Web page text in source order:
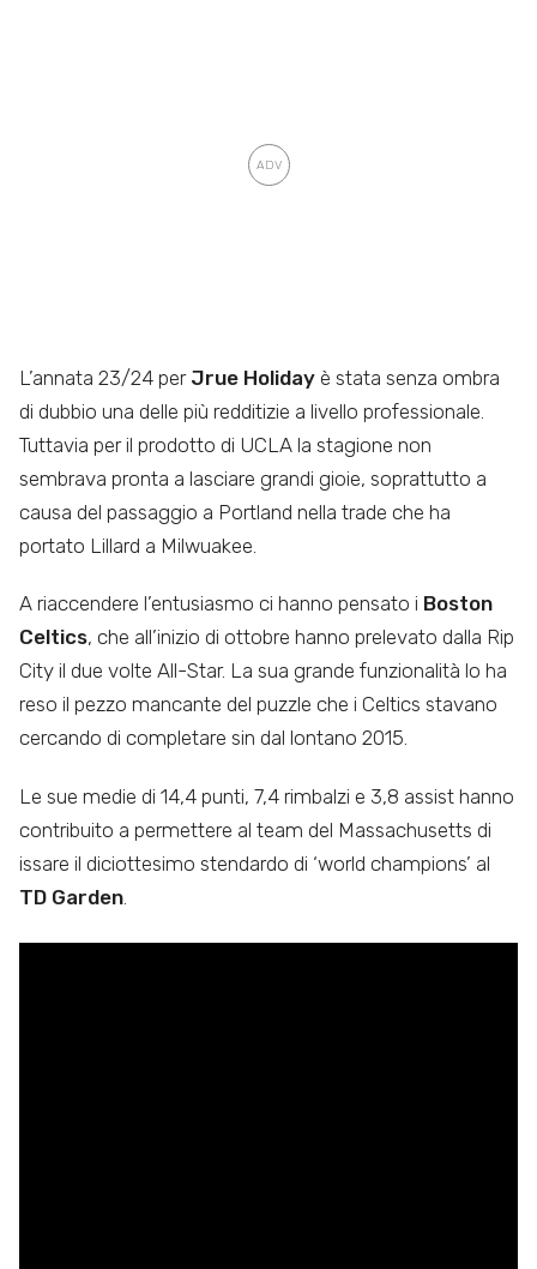
L’annata 23/24 per Jrue Holiday è stata senza ombra
di dubbio una delle più redditizie a livello professionale.
Tuttavia per il prodotto di UCLA la stagione non
sembrava pronta a lasciare grandi gioie, soprattutto a
causa del passaggio a Portland nella trade che ha
portato Lillard a Milwuakee.
A riaccendere l’entusiasmo ci hanno pensato i Boston
Celtics, che all’inizio di ottobre hanno prelevato dalla Rip
City il due volte All-Star. La sua grande funzionalità lo ha
reso il pezzo mancante del puzzle che i Celtics stavano
cercando di completare sin dal lontano 2015.
Le sue medie di 14,4 punti, 7,4 rimbalzi e 3,8 assist hanno
contribuito a permettere al team del Massachusetts di
issare il diciottesimo stendardo di ‘world champions’ al
TD Garden.